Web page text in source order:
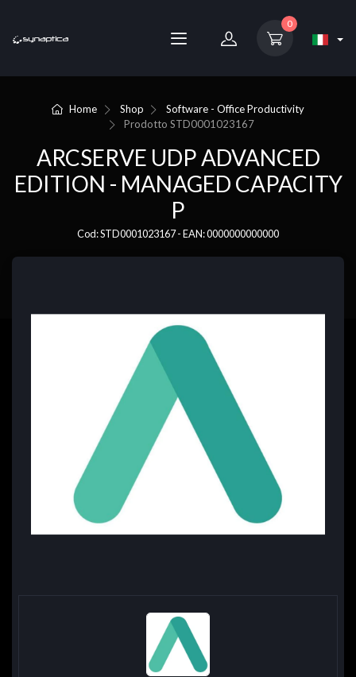
0
Home Shop
Software - Office Productivity
ProdottoSTD0001023167
ARCSERVE UDP ADVANCED
EDITION - MANAGED CAPACITY
P
Cod: STD0001023167 - EAN: 0000000000000